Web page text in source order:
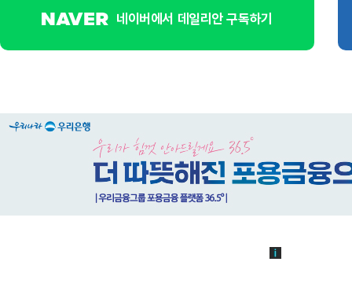
네이버에서 데일리안 구독하기